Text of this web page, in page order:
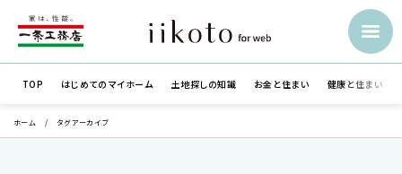
TOP はじめての マイホーム 土地探しの知識 お金と住まい 健康と住まい
ホーム タグアーカイブ